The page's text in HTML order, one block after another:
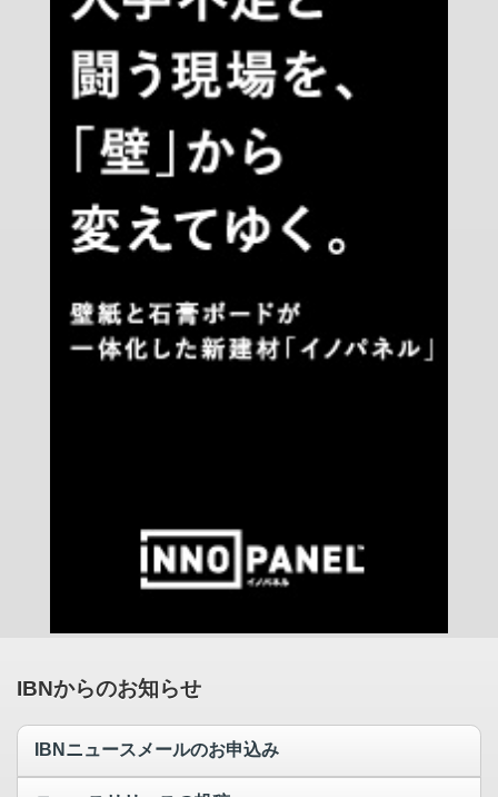
IBNからのお知らせ
IBNニュースメールのお申込み